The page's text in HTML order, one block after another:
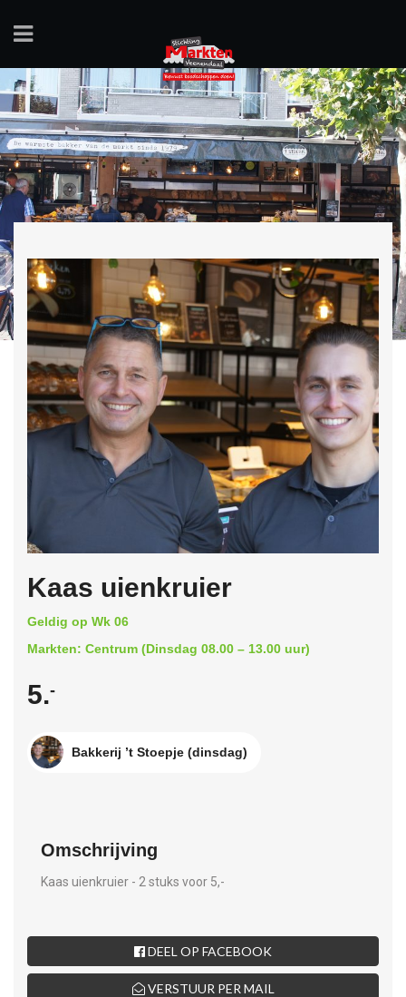
Kaas uienkruier
Geldig op Wk 06
Markten: Centrum (Dinsdag 08.00 – 13.00 uur)
5.-
Bakkerij ’t Stoepje (dinsdag)
Omschrijving
Kaas uienkruier - 2 stuks voor 5,-
DEEL OP FACEBOOK
VERSTUUR PER MAIL